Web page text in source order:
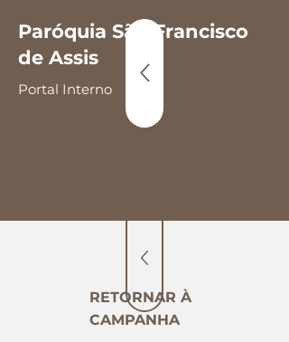
Paróquia São Francisco
de Assis
Portal Interno
RETORNAR À
CAMPANHA